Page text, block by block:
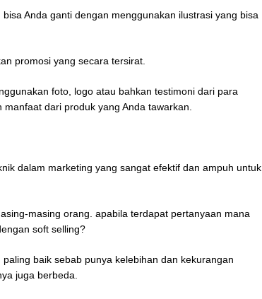
Anda ganti dengan menggunakan ilustrasi yang bisa
promosi yang secara tersirat.
foto, logo atau bahkan testimoni dari para
dari produk yang Anda tawarkan.
dalam marketing yang sangat efektif dan ampuh untuk
masing orang. apabila terdapat pertanyaan mana
soft selling?
baik sebab punya kelebihan dan kekurangan
juga berbeda.